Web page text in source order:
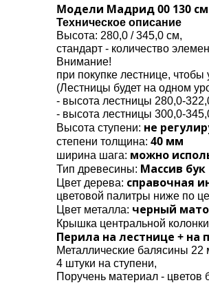
Mодели Мадрид 00 130 см
Техническое описание
Высота: 280,0 / 345,0 см,
стандарт - количество
Внимание!
при покупке лестнице,
(Лестницы будет на одном
- высота лестницы 280,0-
- высота лестницы 300,0-
Высота ступени: не
степени толщина: 40 мм
ширина шага: можно
Тип древесины: Массив бук
Цвет дерева: справочная
цветовой палитры ниже по
Цвет металла: черный
Крышка центральной
Перила на лестнице + на
Mеталлические балясины 22
4 штуки на ступени,
Поручень материал - цветов